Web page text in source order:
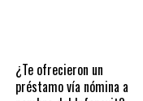
¿Te ofrecieron un
préstamo vía nómina a